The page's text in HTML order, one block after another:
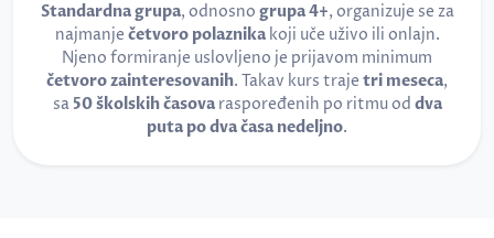
Standardna grupa, odnosno grupa 4+, organizuje se za
najmanje četvoro polaznikakoji uče uživo ili onlajn.
Njeno formiranje uslovljeno je prijavom minimum
četvoro zainteresovanih. Takav kurs traje tri meseca,
sa 50 školskih časovaraspoređenih po ritmu od dva
puta po dva časa nedeljno.